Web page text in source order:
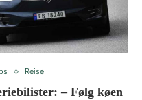
Reise
– Følg køen